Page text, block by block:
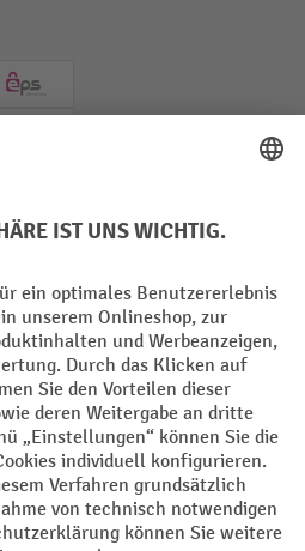
(Visa)
EPS
Settings
zzgl.Versandkostenund ggf.
anders angegeben.